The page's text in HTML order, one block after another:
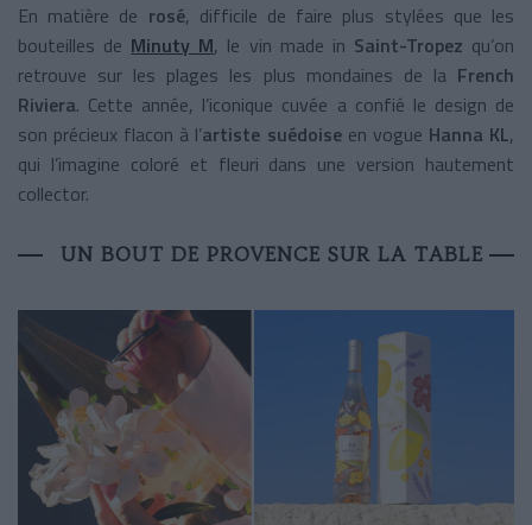
En matière de rosé, difficile de faire plus stylées que les
bouteilles de Minuty M, le vin made in Saint-Tropez qu’on
retrouve sur les plages les plus mondaines de la French
Riviera. Cette année, l’iconique cuvée a confié le design de
son précieux flacon à l’artiste suédoise en vogue Hanna KL,
qui l’imagine coloré et fleuri dans une version hautement
collector.
UN BOUT DE PROVENCE SUR LA TABLE